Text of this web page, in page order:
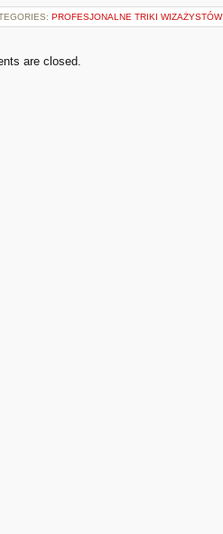
PROFESJONALNE TRIKI WIZAŻYSTÓW
are closed.